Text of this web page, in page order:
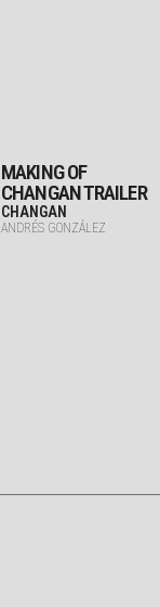
MAKING OF
CHANGAN TRAILER
CHANGAN
ANDRÉS GONZÁLEZ